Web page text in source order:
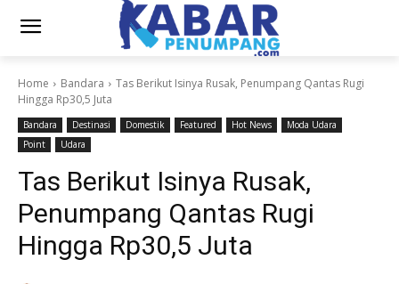
Home Bandara
Tas Berikut Isinya Rusak, Penumpang Qantas Rugi
Hingga Rp30,5 Juta
Bandara Destinasi Domestik Featured Hot News
Moda Udara
Point
Udara
Tas Berikut Isinya Rusak,
Penumpang Qantas Rugi
Hingga Rp30,5 Juta